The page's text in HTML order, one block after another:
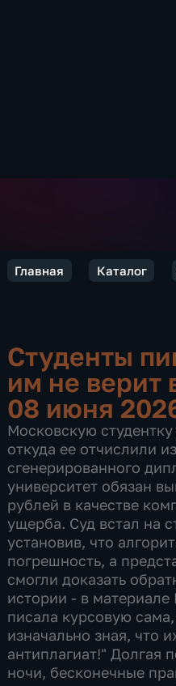
Главная Каталог
Студенты
им не верит
08 июня
Московскую
откуда ее отчислили
сгенерированного
университет обязан
рублей в качестве
ущерба. Суд встал на
установив, что
погрешность, а
смогли доказать
истории - в
писала курсовую
изначально зная, что
антиплагиат!" Долгая
ночи, бесконечные